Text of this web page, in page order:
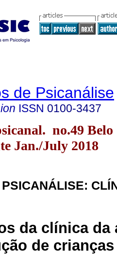
de Psicanálise
ISSN 0100-3437
no.49 Belo
Jan./July 2018
PSICANÁLISE:
da clínica da
de crianças